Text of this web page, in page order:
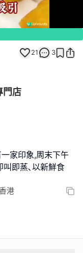
21 3
門店
家印象,周末下午
叫即蒸､以新鮮食
港